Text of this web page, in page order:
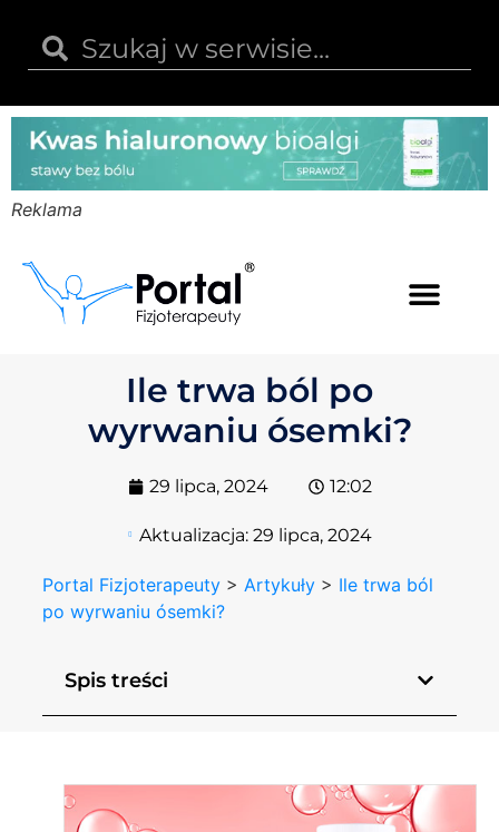
Reklama
Ile trwa ból po
wyrwaniu ósemki?
29 lipca, 2024 12:02
Aktualizacja: 29 lipca, 2024
Portal Fizjoterapeuty > Artykuły > Ile trwa ból
po wyrwaniu ósemki?
Spis treści